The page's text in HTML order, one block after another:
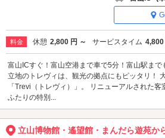
料金 休憩 2,800 円 ～ サービスタイム 4,800
富山ICすぐ！富山空港まで車で5分！富山駅ま
立地のトレヴィは、観光の拠点にもピッタリ！
「Trevi（トレヴィ）」。 リニューアルされた
ふたりの特別...
立山博物館・遙望館・まんだら遊苑か